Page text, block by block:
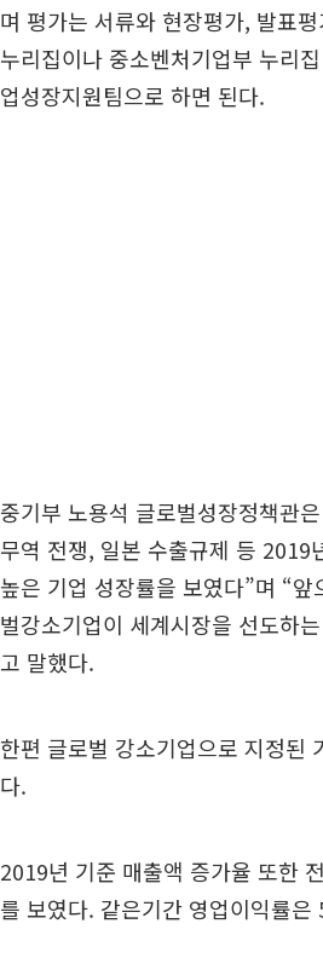
며 평가는 서류와 현장평가, 발표
누리집이나 중소벤처기업부 누리
업성장지원팀으로 하면 된다.
중기부 노용석 글로벌성장정책관
무역 전쟁, 일본 수출규제 등 2019
높은 기업 성장률을 보였다”며 “
벌강소기업이 세계시장을 선도하
고 말했다.
한편 글로벌 강소기업으로 지정된
다.
2019년 기준 매출액 증가율 또한
를 보였다. 같은기간 영업이익률